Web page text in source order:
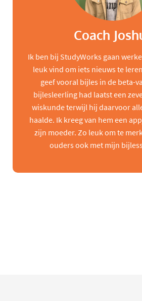
Coach
Ik ben bij StudyWorks gaan
leuk vind om iets nieuws te
geef vooral bijles in de beta-
bijlesleerling had laatst een
wiskunde terwijl hij daarvoor
haalde. Ik kreeg van hem een
zijn moeder. Zo leuk om te
ouders ook met mijn